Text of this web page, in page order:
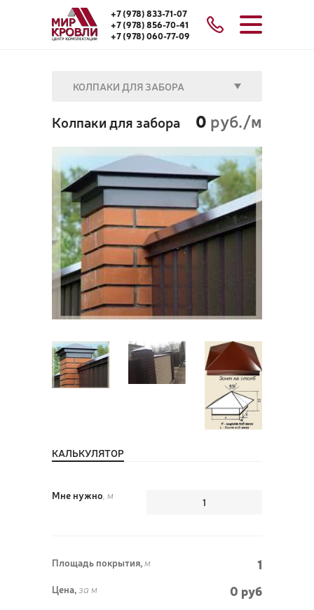
+7 (978) 833-71-07
+7 (978) 856-70-41
+7 (978) 060-77-09
КОЛПАКИ ДЛЯ ЗАБОРА
Колпаки для забора 0 руб./м
КАЛЬКУЛЯТОР
Мне нужно , м
Площадь покрытия, м 1
Цена, за м 0 руб